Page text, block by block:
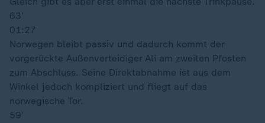
63′
01:27
Norwegen bleibt passiv und dadurch kommt der
vorgerückte Außenverteidiger Ali am zweiten Pfosten
zum Abschluss. Seine Direktabnahme ist aus dem
Winkel jedoch kompliziert und fliegt auf das
norwegische Tor.
59′